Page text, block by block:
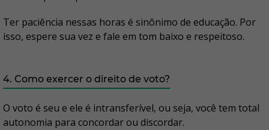
Ter paciência nessas horas é sinônimo de educação. Por
isso, espere sua vez e fale em tom baixo e respeitoso.
4. Como exercer o direito de voto?
O voto é seu e ele é intransferível, ou seja, você tem total
autonomia para concordar ou discordar.